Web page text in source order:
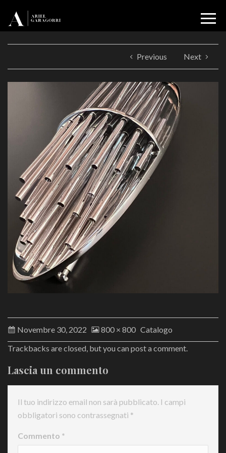
Previous Next
Novembre 30, 2022 800 × 800 Catalogo
Trackbacks are closed, but you can post a comment.
Lascia un commento
Il tuo indirizzo email non sarà pubblicato. I campi
obbligatori sono contrassegnati *
Commento *